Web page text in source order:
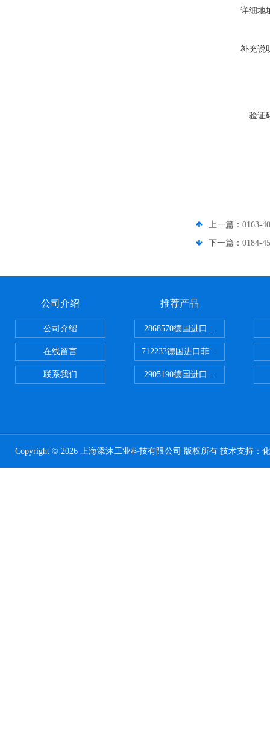
详细地
补充说
验证
上一篇： 0163-
下一篇： 0184-
公司介绍
公司介绍
在线留言
联系我们
推荐产品
2868570德国进口菲尼克斯电源
712233德国进口菲尼克斯断路器
2905190德国进口菲尼克斯继电器
Copyright © 2026 上海添沐工业科技有限公司 版权所有 技术支持：